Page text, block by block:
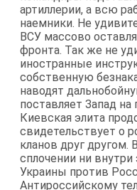
артиллерии, а всю
наемники. Не
ВСУ массово
фронта. Так же не
иностранные
собственную
наводят
поставляет Запад
Киевская элита
свидетельствует о
кланов друг другом.
сплочении ни
Украины против
Антироссийскому